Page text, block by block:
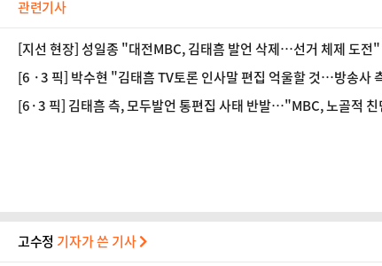
관련기사
[지선 현장] 성일종 "대전MBC, 김태흠 발언 삭제…선거 체제 도전"
[6 ·3 픽] 박수현 "김태흠 TV토론 인사말 편집 억울할 것…방송사
[6·3 픽] 김태흠 측, 모두발언 통편집 사태 반발…"MBC, 노골적
고수정 기자가 쓴 기사